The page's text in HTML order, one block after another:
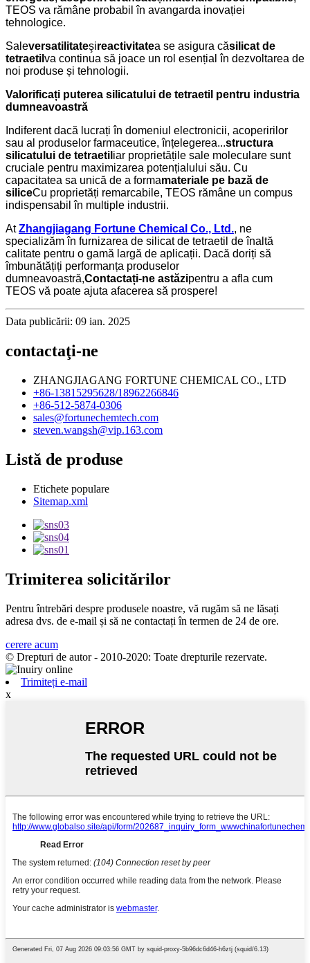
TEOS va rămâne probabil în avangarda inovației
tehnologice.
Saleversatilitateşireactivitatea se asigura căsilicat de
tetraetil va continua să joace un rol esențial în dezvoltarea de
noi produse și tehnologii.
Valorificați puterea silicatului de tetraetil pentru industria
dumneavoastră
Indiferent dacă lucrați în domeniul electronicii, acoperirilor
sau al produselor farmaceutice, înțelegerea...structura
silicatului de tetraetil iar proprietățile sale moleculare sunt
cruciale pentru maximizarea potențialului său. Cu
capacitatea sa unică de a formamateriale pe bază de
siliceCu proprietăți remarcabile, TEOS rămâne un compus
indispensabil în multiple industrii.
AtZhangjiagang Fortune Chemical Co., Ltd., ne
specializăm în furnizarea de silicat de tetraetil de înaltă
calitate pentru o gamă largă de aplicații. Dacă doriți să
îmbunătățiți performanța produselor
dumneavoastră,Contactați-ne astăzipentru a afla cum
TEOS vă poate ajuta afacerea să prospere!
Data publicării: 09 ian. 2025
contactaţi-ne
ZHANGJIAGANG FORTUNE CHEMICAL CO., LTD
+86-13815295628/18962266846
+86-512-5874-0306
sales@fortunechemtech.com
steven.wangsh@vip.163.com
Listă de produse
Etichete populare
Sitemap.xml
Trimiterea solicitărilor
Pentru întrebări despre produsele noastre, vă rugăm să ne lăsați
adresa dvs. de e-mail și să ne contactați în termen de 24 de ore.
cerere acum
© Drepturi de autor - 2010-2020: Toate drepturile rezervate.
Trimiteți e-mail
x